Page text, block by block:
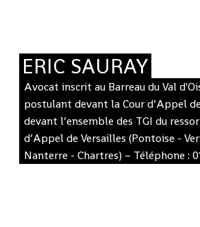
ERIC SAURAY
Avocat inscrit au Barreau du Val
postulant devant la Cour d’Appel
devant l’ensemble des TGI du
d’Appel de Versailles (Pontoise -
Nanterre - Chartres) – Téléphone :